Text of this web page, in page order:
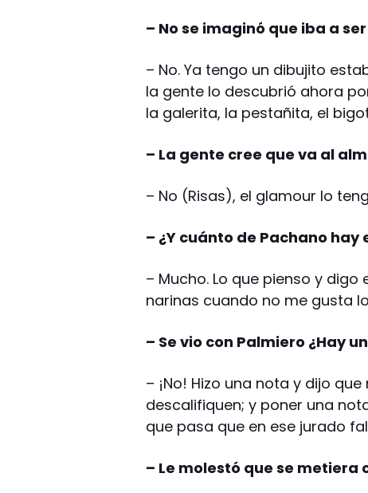
– No se imaginó que iba a
– No. Ya tengo un dibujito
la gente lo descubrió ahora
la galerita, la pestañita, el
– La gente cree que va al
– No (Risas), el glamour lo
– ¿Y cuánto de Pachano hay
– Mucho. Lo que pienso y
narinas cuando no me gusta
– Se vio con Palmiero ¿Hay
– ¡No! Hizo una nota y dijo
descalifiquen; y poner una
que pasa que en ese jurado
– Le molestó que se